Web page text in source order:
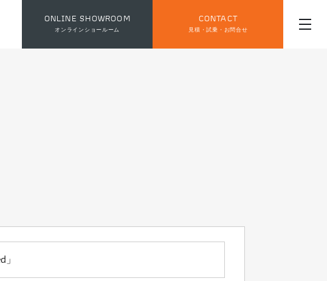
ONLINE SHOWROOM
オンラインショールーム
CONTACT
見積・試乗・お問合せ